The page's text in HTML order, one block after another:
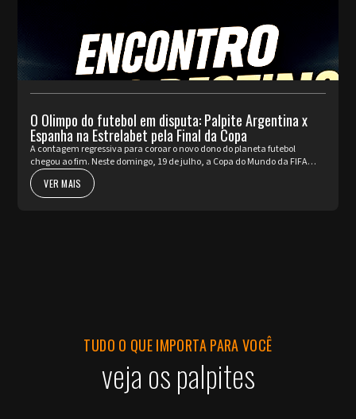
O Olimpo do futebol em disputa: Palpite Argentina x
Espanha na Estrelabet pela Final da Copa
A contagem regressiva para coroar o novo dono do planeta futebol
chegou ao fim. Neste domingo, 19 de julho, a Copa do Mundo da FIFA
2026™ apresenta o seu ato mais nobre e aguardado. Argentina e Espa...
VER MAIS
TUDO O QUE IMPORTA PARA VOCÊ
veja os palpites